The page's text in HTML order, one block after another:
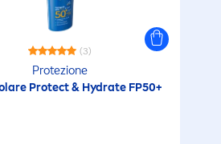
(3)
Protezione
Protect& Hydrate FP50+